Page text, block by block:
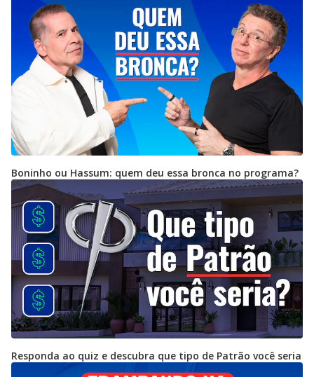
Boninho ou Hassum: quem deu essa bronca no programa?
Responda ao quiz e descubra que tipo de Patrão você seria